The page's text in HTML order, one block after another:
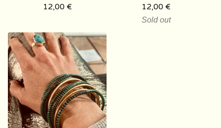
12,00 €
12,00 €
Sold out